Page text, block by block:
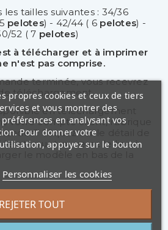
les tailles suivantes : 34/36
pelotes) - 42/44 ( 6 pelotes) -
52 ( 7 pelotes)
à télécharger et à imprimer
n'est pas comprise.
terminée, vous recevrez
téléchargement.
en téléchargement
votre compte client, rubrique
Cliquez sur le détail de
et vous trouverez le lien à
le modèle en bas de la
propres cookies et ceux de tiers
et vous montrer des
en analysant vos
Pour donner votre
appuyez sur le bouton
Personnaliser les cookies
REJETER TOUT